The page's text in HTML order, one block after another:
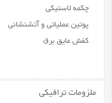
چکمه لاستیکی
پوتین عملیاتی و آتشنشانی
کفش عایق برق
ملزومات ترافیکی